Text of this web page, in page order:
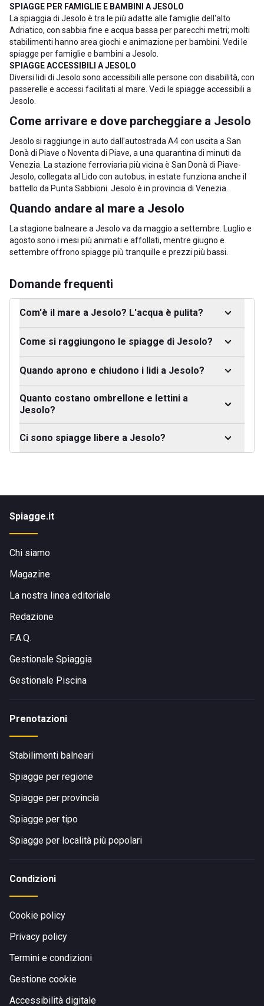
SPIAGGE PER FAMIGLIE E BAMBINI A JESOLO
La spiaggia di Jesolo è tra le più adatte alle famiglie dell'alto
Adriatico, con sabbia fine e acqua bassa per parecchi metri; molti
stabilimenti hanno area giochi e animazione per bambini. Vedi le
spiagge per famiglie e bambini a Jesolo
SPIAGGE ACCESSIBILI A JESOLO
Diversi lidi di Jesolo sono accessibili alle persone con disabilità, con
passerelle e accessi facilitati al mare. Vedi le spiagge accessibili a
Jesolo
Come arrivare e dove parcheggiare a Jesolo
Jesolo si raggiunge in auto dall'autostrada A4 con uscita a San
Donà di Piave o Noventa di Piave, a una quarantina di minuti da
Venezia. La stazione ferroviaria più vicina è San Donà di Piave-
Jesolo, collegata al Lido con autobus; in estate funziona anche il
battello da Punta Sabbioni. Jesolo è in provincia di Venezia
Quando andare al mare a Jesolo
La stagione balneare a Jesolo va da maggio a settembre. Luglio e
agosto sono i mesi più animati e affollati, mentre giugno e
settembre offrono spiagge più tranquille e prezzi più bassi.
Domande frequenti
Com'è il mare a Jesolo? L'acqua è pulita?
Come si raggiungono le spiagge di Jesolo?
Quando aprono e chiudono i lidi a Jesolo?
Quanto costano ombrellone e lettini a
Jesolo?
Ci sono spiagge libere a Jesolo?
Spiagge.it
Chi siamo
Magazine
La nostra linea editoriale
Redazione
F.A.Q.
Gestionale Spiaggia
Gestionale Piscina
Prenotazioni
Stabilimenti balneari
Spiagge per regione
Spiagge per provincia
Spiagge per tipo
Spiagge per località più popolari
Condizioni
Cookie policy
Privacy policy
Termini e condizioni
Gestione cookie
Accessibilità digitale